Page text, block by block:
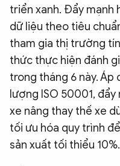
triển xanh. Đẩy mạnh
dữ liệu theo tiêu
tham gia thị trường
thức thực hiện đánh
trong tháng 6 này. Áp
lượng ISO 50001,
xe nâng thay thế xe
tối ưu hóa quy trình
sản xuất tối thiểu 10%.